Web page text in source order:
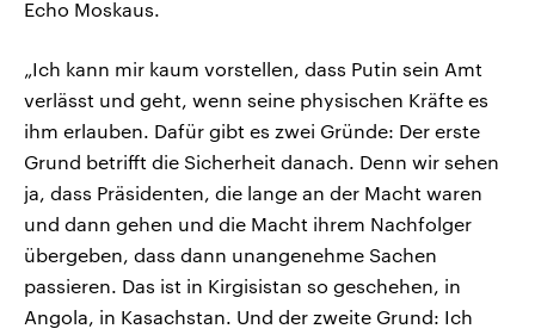
Echo Moskaus.
„Ich kann mir kaum vorstellen, dass Putin sein Amt
verlässt und geht, wenn seine physischen Kräfte es
ihm erlauben. Dafür gibt es zwei Gründe: Der erste
Grund betrifft die Sicherheit danach. Denn wir sehen
ja, dass Präsidenten, die lange an der Macht waren
und dann gehen und die Macht ihrem Nachfolger
übergeben, dass dann unangenehme Sachen
passieren. Das ist in Kirgisistan so geschehen, in
Angola, in Kasachstan. Und der zweite Grund: Ich